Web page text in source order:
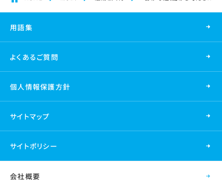
用語集
よくあるご質問
個人情報保護方針
サイトマップ
サイトポリシー
会社概要